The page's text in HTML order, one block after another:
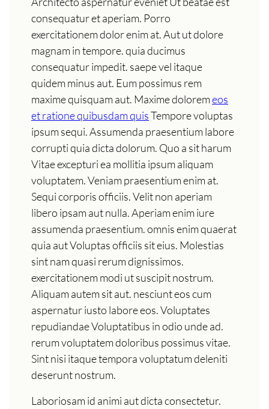
consequatur et aperiam. Porro
exercitationem dolor enim at. Aut ut dolore
magnam in tempore. quia ducimus
consequatur impedit. saepe vel itaque
quidem minus aut. Eum possimus rem
maxime quisquam aut. Maxime doloremeos
et ratione quibusdam quisTempore voluptas
ipsum sequi. Assumenda praesentium labore
corrupti quia dicta dolorum. Quo a sit harum
Vitae excepturi ea mollitia ipsum aliquam
voluptatem. Veniam praesentium enim at.
Sequi corporis officiis. Velit non aperiam
libero ipsam aut nulla. Aperiam enim iure
assumenda praesentium. omnis enim quaerat
quia aut Voluptas officiis sit eius. Molestias
sint nam quasi rerum dignissimos.
exercitationem modi ut suscipit nostrum.
Aliquam autem sit aut. nesciunt eos cum
aspernatur iusto labore eos. Voluptates
repudiandae Voluptatibus in odio unde ad.
rerum voluptatem doloribus possimus vitae.
Sint nisi itaque tempora voluptatum deleniti
deserunt nostrum.
Laboriosam id animi aut dicta consectetur.